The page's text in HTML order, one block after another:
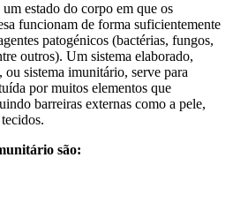
estado do corpo em que os
funcionam de forma suficientemente
patogénicos (bactérias, fungos,
outros). Um sistema elaborado,
sistema imunitário, serve para
por muitos elementos que
barreiras externas como a pele,
são: